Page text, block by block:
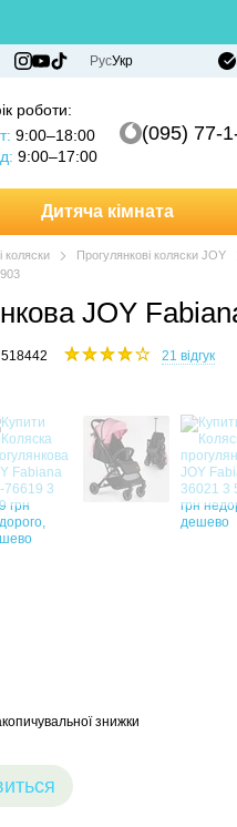
РусУкр
роботи:
9:00–18:00
9:00–17:00
(095) 77-
Дитяча кімната
коляски
Прогулянкові коляски JOY
JOY
21 відгук
знижки